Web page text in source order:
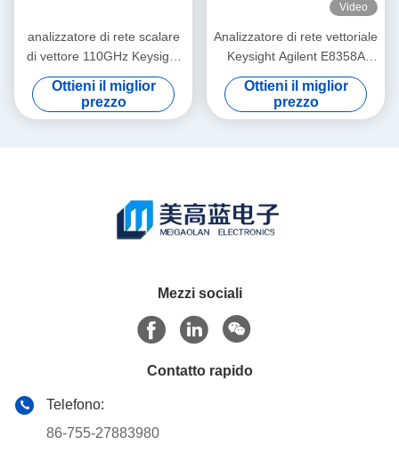
analizzatore di rete scalare
di vettore 110GHz Keysight
Agilent 8757D con lo
schermo a colori
Ottieni il miglior
prezzo
Video
Analizzatore di rete vettoriale
Keysight Agilent E8358A
PNA 300 KHz - 9 GHz da
rack, usato
Ottieni il miglior
prezzo
Mezzi sociali
Contatto rapido
Telefono:
86-755-27883980